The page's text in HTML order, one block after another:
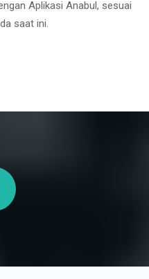
Aplikasi Anabul, sesuai
saat ini.